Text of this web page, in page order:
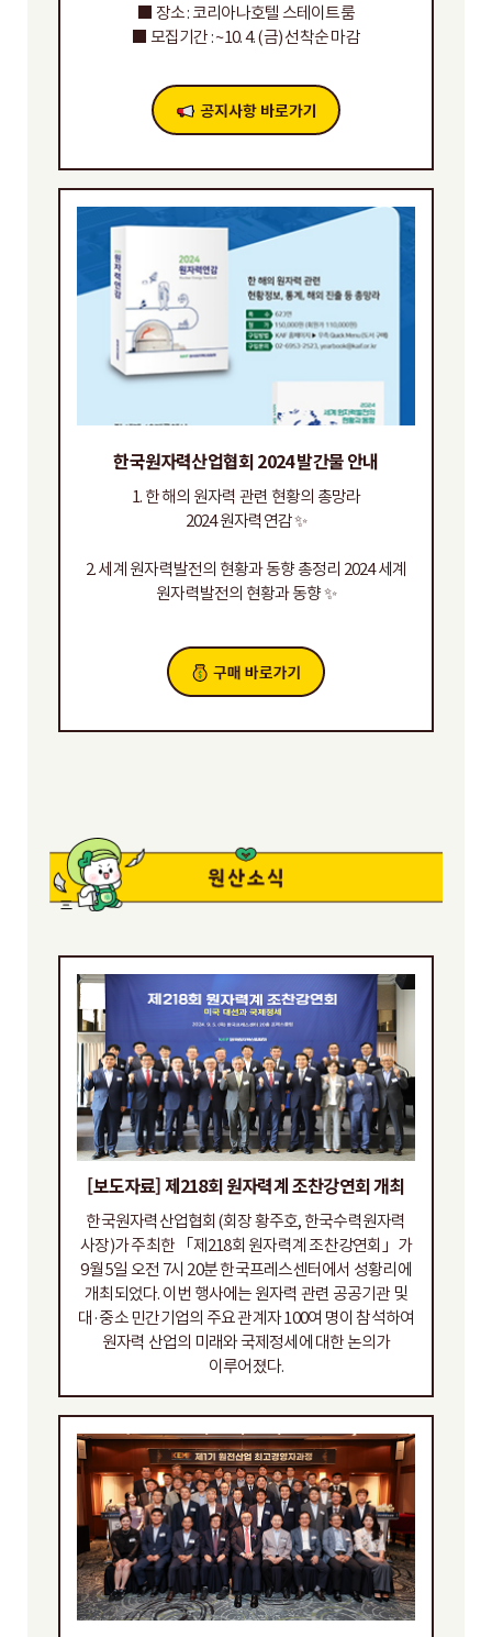
■ 장소 : 코리아나호텔 스테이트룸
■ 모집기간 : ~10. 4. (금) 선착순 마감
한국원자력산업협회 2024 발간물 안내
1. 한 해의 원자력 관련 현황의 총망라
2024 원자력연감 ✨
2. 세계 원자력발전의 현황과 동향 총정리 2024 세계
원자력발전의 현황과 동향 ✨
[보도자료] 제218회 원자력계 조찬강연회 개최
한국원자력산업협회(회장 황주호, 한국수력원자력
사장)가 주최한 「제218회 원자력계 조찬강연회」가
9월 5일 오전 7시 20분 한국프레스센터에서 성황리에
개최되었다. 이번 행사에는 원자력 관련 공공기관 및
대·중소 민간기업의 주요 관계자 100여 명이 참석하여
원자력 산업의 미래와 국제정세에 대한 논의가
이루어졌다.